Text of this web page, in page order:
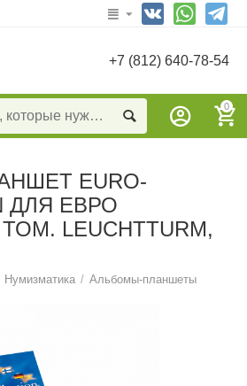
+7 (812) 640-78-54
0
EURO-
ДЛЯ ЕВРО
LEUCHTTURM,
Нумизматика / Альбомы-планшеты